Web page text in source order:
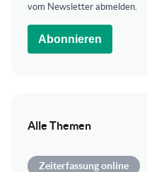
vom Newsletter abmelden.
Abonnieren
Alle Themen
Zeiterfassung online